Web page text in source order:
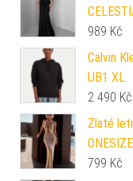
989 Kč
Calvin
UB1 XL
2 490 Kč
Zlaté
ONESIZE
799 Kč